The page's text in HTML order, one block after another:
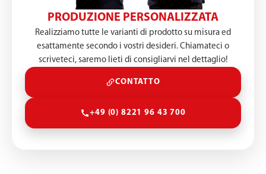
PRODUZIONE PERSONALIZZATA
Realizziamo tutte le varianti di prodotto su misura ed
esattamente secondo i vostri desideri. Chiamateci o
scriveteci, saremo lieti di consigliarvi nel dettaglio!
CONTATTO
+49 (0) 8221 96 43 700